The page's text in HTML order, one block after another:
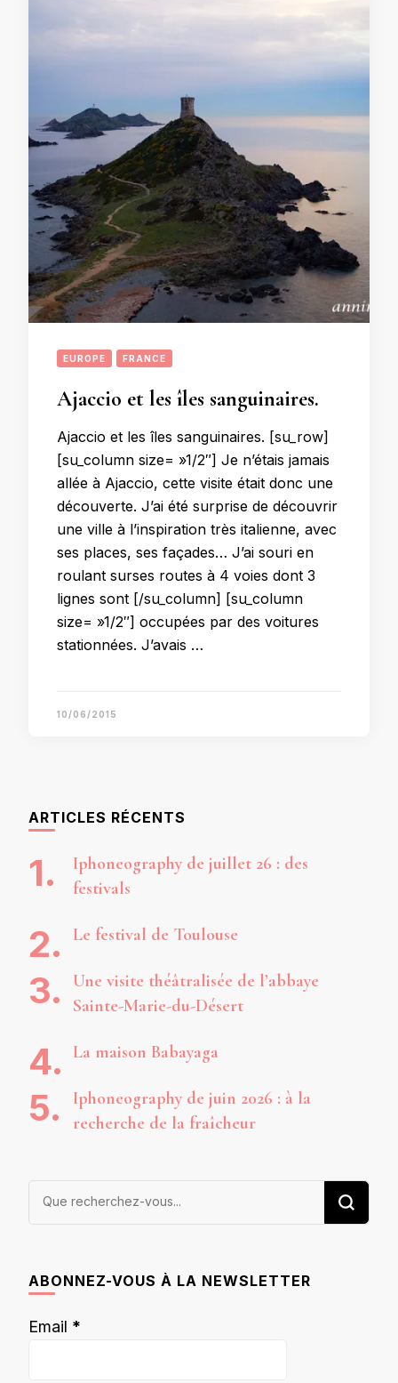
EUROPE FRANCE
Ajaccio et les îles sanguinaires.
Ajaccio et les îles sanguinaires. [su_row]
[su_column size= »1/2″] Je n’étais jamais
allée à Ajaccio, cette visite était donc une
découverte. J’ai été surprise de découvrir
une ville à l’inspiration très italienne, avec
ses places, ses façades… J’ai souri en
roulant surses routes à 4 voies dont 3
lignes sont [/su_column] [su_column
size= »1/2″] occupées par des voitures
stationnées. J’avais …
10/06/2015
ARTICLES RÉCENTS
Iphoneography de juillet 26 : des
festivals
Le festival de Toulouse
Une visite théâtralisée de l’abbaye
Sainte-Marie-du-Désert
La maison Babayaga
Iphoneography de juin 2026 : à la
recherche de la fraîcheur
Vous
ABONNEZ-VOUS À LA NEWSLETTER
Email *